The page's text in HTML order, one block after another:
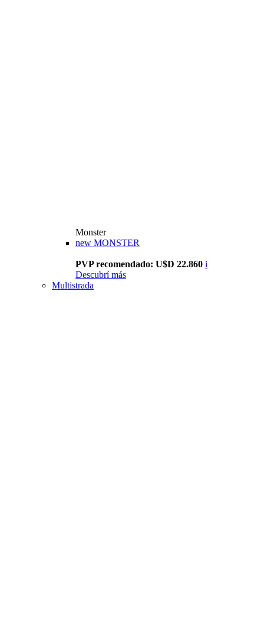
Monster
new MONSTER
PVP recomendado: U$D 22.860 i
Descubrí más
Multistrada